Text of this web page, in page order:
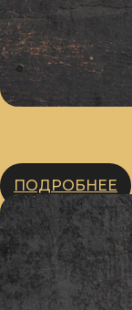
ПОДРОБНЕЕ